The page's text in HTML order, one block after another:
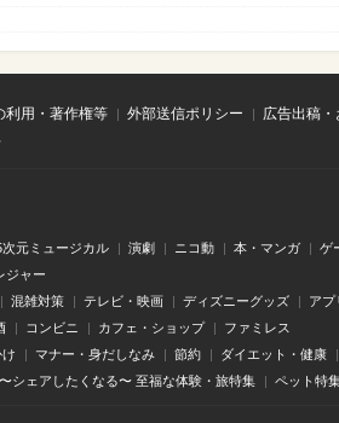
利用・著作権等 外部送信ポリシー
広告出稿
次元ミュージカル 演劇 ニコ動 本・マンガ ゲ
ジャー
混雑対策 テレビ・映画 ディズニーグッズ アプ
コンビニ カフェ・ショップ ファミレス
マナー・身だしなみ 節約 ダイエット・健康
〜シェアしたくなる〜 至福な体験・旅特集 ペット特